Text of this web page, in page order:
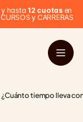
y hasta 12 cuotas en
CURSOS y CARRERAS
¿Cuánto tiempo lleva